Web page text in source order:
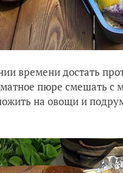
времени достать
пюре смешать с
на овощи и